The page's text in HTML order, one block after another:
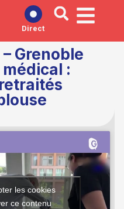
Direct
– Grenoble
:
les cookies
ce contenu